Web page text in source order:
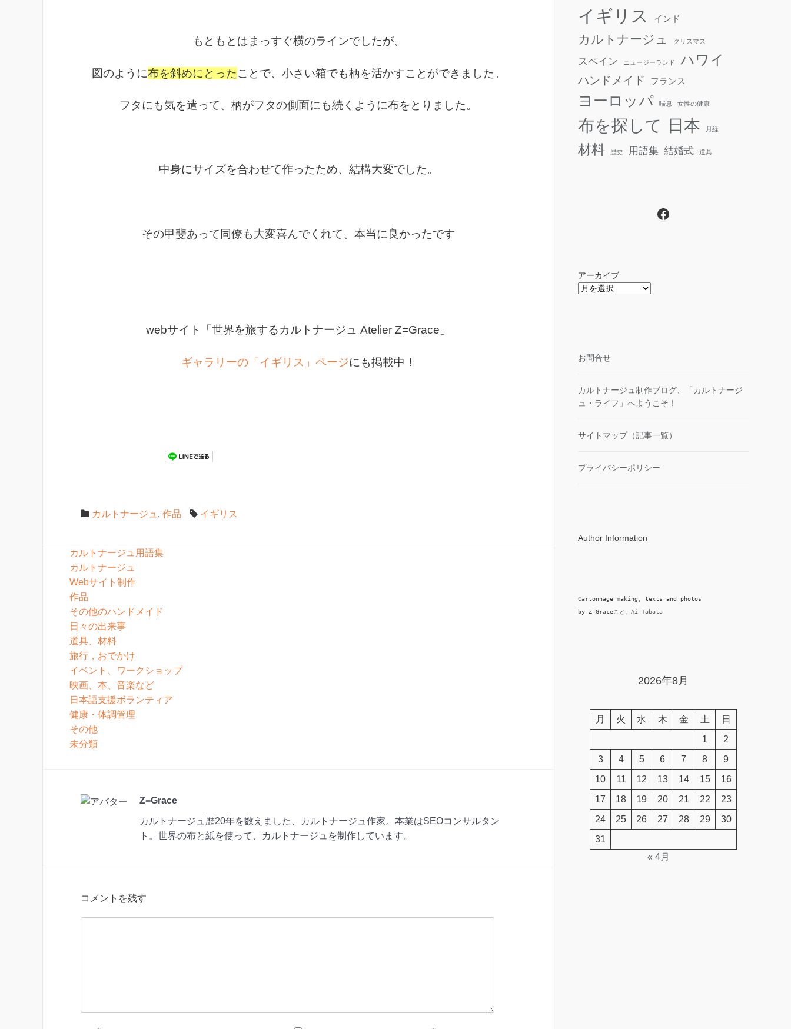
もともとはまっすぐ横のラインでしたが、
図のように布を斜めにとったことで、小さい箱でも柄を活かすことができました。
フタにも気を遣って、柄がフタの側面にも続くように布をとりました。
中身にサイズを合わせて作ったため、結構大変でした。
その甲斐あって同僚も大変喜んでくれて、本当に良かったです
webサイト「世界を旅するカルトナージュ Atelier Z=Grace」
ギャラリーの「イギリス」ページにも掲載中！
カルトナージュ, 作品 イギリス
カルトナージュ用語集
カルトナージュ
Webサイト制作
作品
その他のハンドメイド
日々の出来事
道具、材料
旅行，おでかけ
イベント、ワークショップ
映画、本、音楽など
日本語支援ボランティア
健康・体調管理
その他
未分類
Z=Grace
カルトナージュ歴20年を数えました、カルトナージュ作家。本業はSEOコンサルタン
ト。世界の布と紙を使って、カルトナージュを制作しています。
コメントを残す
イギリス インド
カルトナージュ クリスマス
スペイン ニュージーランド ハワイ
ハンドメイド フランス
ヨーロッパ 喘息 女性の健康
布を探して 日本 月経
材料 歴史 用語集 結婚式 道具
Facebook
アーカイブ
お問合せ
カルトナージュ制作ブログ、「カルトナージ
ュ・ライフ」へようこそ！
サイトマップ（記事一覧）
プライバシーポリシー
Author Information
Cartonnage making, texts and photos
by Z=Graceこと、 Ai Tabata
2026年8月
月 火 水 木 金 土
日
1
2
3
4 5 6 7 8
9
10
11 12 13 14 15
16
17
18 19 20 21 22
23
24
25 26 27 28 29
30
31
« 4月